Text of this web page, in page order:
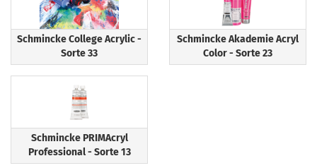
Schmincke College Acrylic -
Sorte 33
Schmincke Akademie Acryl
Color - Sorte 23
Schmincke PRIMAcryl
Professional - Sorte 13